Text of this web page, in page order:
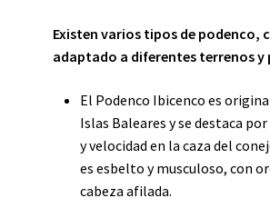
Existen varios tipos de podenco,
adaptado a diferentes terrenos y
El Podenco Ibicenco es
Islas Baleares y se destaca
y velocidad en la caza del
es esbelto y musculoso, con
cabeza afilada.